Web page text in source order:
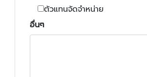
ตัวแทนจัดจำหน่าย
อื่นๆ